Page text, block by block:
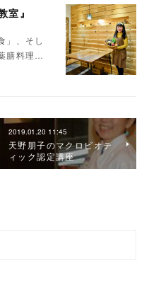
室』
」、そし
膳料理…
2019.01.20 11:45
天野朋子のマクロビオテ
ィック認定講座